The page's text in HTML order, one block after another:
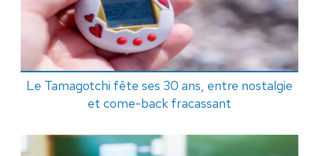
Le Tamagotchi fête ses 30 ans, entre nostalgie
et come-back fracassant